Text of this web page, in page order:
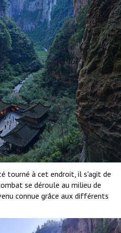
tourné à cet endroit, il s'agit de
se déroule au milieu de
connue grâce aux différents